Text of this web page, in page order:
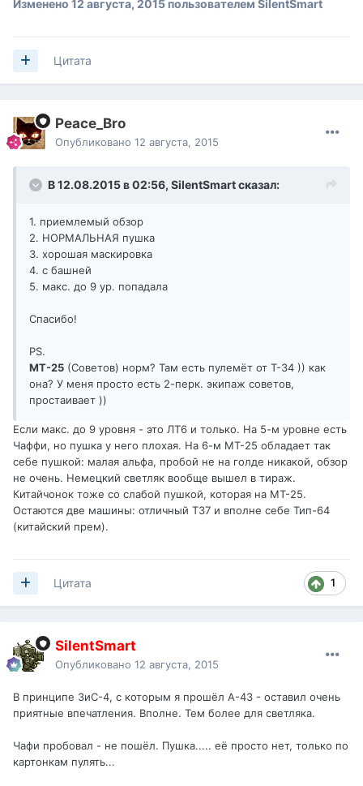
Изменено 12 августа, 2015 пользователем SilentSmart
Цитата
Peace_Bro
Опубликовано 12 августа, 2015
В 12.08.2015 в 02:56, SilentSmartсказал:
1. приемлемый обзор
2. НОРМАЛЬНАЯ пушка
3. хорошая маскировка
4. с башней
5. макс. до 9 ур. попадала
Спасибо!
PS.
МТ-25 (Советов) норм? Там есть пулемёт от Т-34 )) как
она? У меня просто есть 2-перк. экипаж советов,
простаивает ))
Если макс. до 9 уровня - это ЛТ6 и только. На 5-м уровне есть
Чаффи, но пушка у него плохая. На 6-м МТ-25 обладает так
себе пушкой: малая альфа, пробой не на голде никакой, обзор
не очень. Немецкий светляк вообще вышел в тираж.
Китайчонок тоже со слабой пушкой, которая на МТ-25.
Остаются две машины: отличный Т37 и вполне себе Тип-64
(китайский прем).
1
Цитата
SilentSmart
Опубликовано 12 августа, 2015
В принципе ЗиС-4, с которым я прошёл А-43 - оставил очень
приятные впечатления. Вполне. Тем более для светляка.
Чафи пробовал - не пошёл. Пушка..... её просто нет, только по
картонкам пулять...